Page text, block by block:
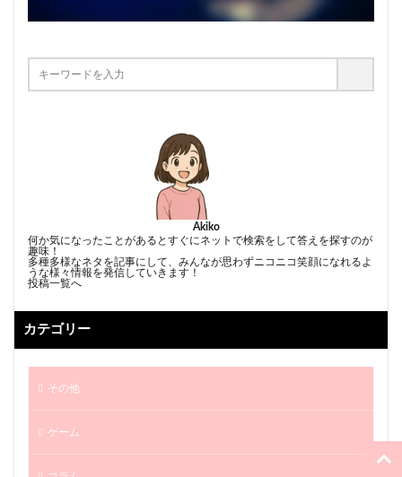
Akiko
何か気になったことがあるとすぐにネットで検索をして答えを探すのが
趣味！
多種多様なネタを記事にして、みんなが思わずニコニコ笑顔になれるよ
うな様々情報を発信していきます！
投稿一覧へ
カテゴリー
その他
ゲーム